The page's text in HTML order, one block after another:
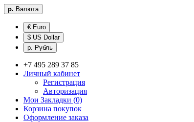
р. Валюта
€ Euro
$ US Dollar
р. Рубль
+7 495 289 37 85
Личный кабинет
Регистрация
Авторизация
Мои Закладки (0)
Корзина покупок
Оформление заказа